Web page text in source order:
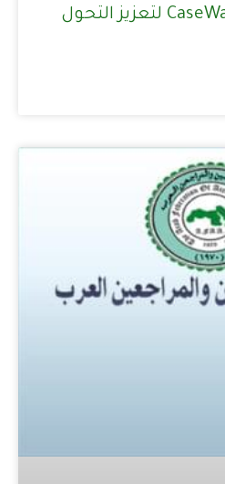
استراتيجية مع CaseWare لتعزيز التحول